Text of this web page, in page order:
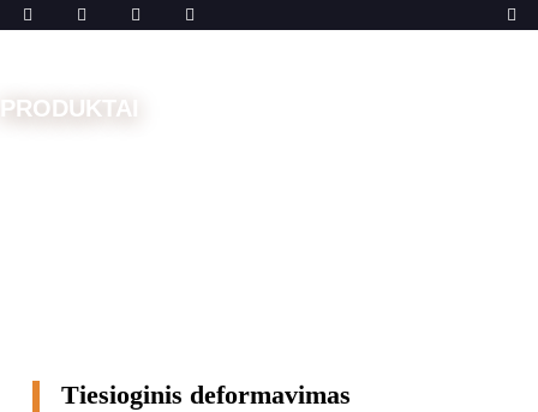
PRODUKTAI
Tiesioginis deformavimas